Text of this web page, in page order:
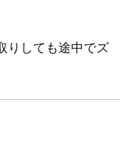
りしても途中でズ